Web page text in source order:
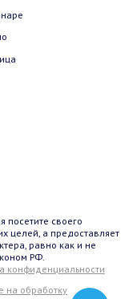
посетите своего
целей, а предоставляет
равно как и не
РФ.
конфиденциальности
на обработку